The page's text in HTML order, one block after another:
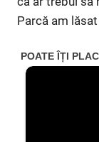
Parcă am